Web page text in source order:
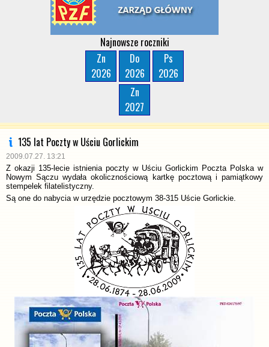
Najnowsze roczniki
Zn
2026
Do
2026
Ps
2026
Zn
2027
135 lat Poczty w Uściu Gorlickim
2009.07.27. 13:21
Z okazji 135-lecie istnienia poczty w Uściu Gorlickim Poczta Polska w
Nowym Sączu wydała okolicznościową kartkę pocztową i pamiątkowy
stempelek filatelistyczny.
Są one do nabycia w urzędzie pocztowym 38-315 Uście Gorlickie.